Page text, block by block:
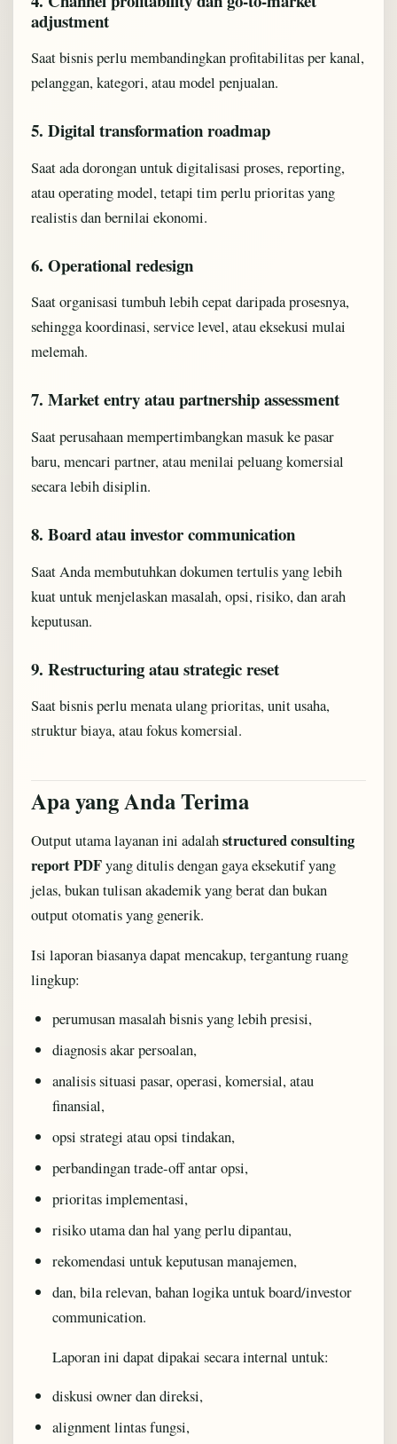
adjustment
Saat bisnis perlu membandingkan profitabilitas per kanal,
pelanggan, kategori, atau model penjualan.
5. Digital transformation roadmap
Saat ada dorongan untuk digitalisasi proses, reporting,
atau operating model, tetapi tim perlu prioritas yang
realistis dan bernilai ekonomi.
6. Operational redesign
Saat organisasi tumbuh lebih cepat daripada prosesnya,
sehingga koordinasi, service level, atau eksekusi mulai
melemah.
7. Market entry atau partnership assessment
Saat perusahaan mempertimbangkan masuk ke pasar
baru, mencari partner, atau menilai peluang komersial
secara lebih disiplin.
8. Board atau investor communication
Saat Anda membutuhkan dokumen tertulis yang lebih
kuat untuk menjelaskan masalah, opsi, risiko, dan arah
keputusan.
9. Restructuring atau strategic reset
Saat bisnis perlu menata ulang prioritas, unit usaha,
struktur biaya, atau fokus komersial.
Apa yang Anda Terima
Output utama layanan ini adalahstructured consulting
report PDFyang ditulis dengan gaya eksekutif yang
jelas, bukan tulisan akademik yang berat dan bukan
output otomatis yang generik.
Isi laporan biasanya dapat mencakup, tergantung ruang
lingkup:
perumusan masalah bisnis yang lebih presisi,
diagnosis akar persoalan,
analisis situasi pasar, operasi, komersial, atau
finansial,
opsi strategi atau opsi tindakan,
perbandingan trade-off antar opsi,
prioritas implementasi,
risiko utama dan hal yang perlu dipantau,
rekomendasi untuk keputusan manajemen,
dan, bila relevan, bahan logika untuk board/investor
communication.
Laporan ini dapat dipakai secara internal untuk:
diskusi owner dan direksi,
alignment lintas fungsi,